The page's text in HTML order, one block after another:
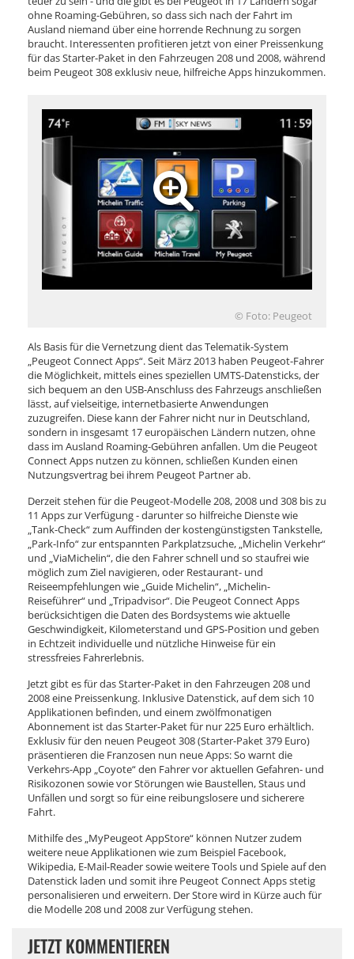
ohne Roaming-Gebühren, so dass sich nach der Fahrt im
Ausland niemand über eine horrende Rechnung zu sorgen
braucht. Interessenten profitieren jetzt von einer Preissenkung
für das Starter-Paket in den Fahrzeugen 208 und 2008, während
beim Peugeot 308 exklusiv neue, hilfreiche Apps hinzukommen.
© Foto: Peugeot
Als Basis für die Vernetzung dient das Telematik-System
„Peugeot Connect Apps“. Seit März 2013 haben Peugeot-Fahrer
die Möglichkeit, mittels eines speziellen UMTS-Datensticks, der
sich bequem an den USB-Anschluss des Fahrzeugs anschließen
lässt, auf vielseitige, internetbasierte Anwendungen
zuzugreifen. Diese kann der Fahrer nicht nur in Deutschland,
sondern in insgesamt 17 europäischen Ländern nutzen, ohne
dass im Ausland Roaming-Gebühren anfallen. Um die Peugeot
Connect Apps nutzen zu können, schließen Kunden einen
Nutzungsvertrag bei ihrem Peugeot Partner ab.
Derzeit stehen für die Peugeot-Modelle 208, 2008 und 308 bis zu
11 Apps zur Verfügung - darunter so hilfreiche Dienste wie
„Tank-Check“ zum Auffinden der kostengünstigsten Tankstelle,
„Park-Info“ zur entspannten Parkplatzsuche, „Michelin Verkehr“
und „ViaMichelin“, die den Fahrer schnell und so staufrei wie
möglich zum Ziel navigieren, oder Restaurant- und
Reiseempfehlungen wie „Guide Michelin“, „Michelin-
Reiseführer“ und „Tripadvisor“. Die Peugeot Connect Apps
berücksichtigen die Daten des Bordsystems wie aktuelle
Geschwindigkeit, Kilometerstand und GPS-Position und geben
in Echtzeit individuelle und nützliche Hinweise für ein
stressfreies Fahrerlebnis.
Jetzt gibt es für das Starter-Paket in den Fahrzeugen 208 und
2008 eine Preissenkung. Inklusive Datenstick, auf dem sich 10
Applikationen befinden, und einem zwölfmonatigen
Abonnement ist das Starter-Paket für nur 225 Euro erhältlich.
Exklusiv für den neuen Peugeot 308 (Starter-Paket 379 Euro)
präsentieren die Franzosen nun neue Apps: So warnt die
Verkehrs-App „Coyote“ den Fahrer vor aktuellen Gefahren- und
Risikozonen sowie vor Störungen wie Baustellen, Staus und
Unfällen und sorgt so für eine reibungslosere und sicherere
Fahrt.
Mithilfe des „MyPeugeot AppStore“ können Nutzer zudem
weitere neue Applikationen wie zum Beispiel Facebook,
Wikipedia, E-Mail-Reader sowie weitere Tools und Spiele auf den
Datenstick laden und somit ihre Peugeot Connect Apps stetig
personalisieren und erweitern. Der Store wird in Kürze auch für
die Modelle 208 und 2008 zur Verfügung stehen.
JETZT KOMMENTIEREN